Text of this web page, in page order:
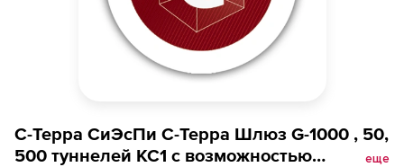
С-Терра СиЭсПи С-Терра Шлюз G-1000 , 50,
500 туннелей КС1 с возможностью
еще